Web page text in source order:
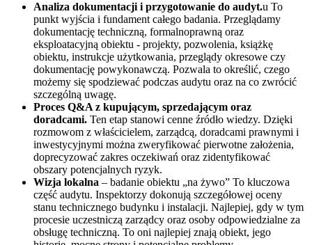
Analiza dokumentacji i przygotowanie do audyt.u To
punkt wyjścia i fundament całego badania. Przeglądamy
dokumentację techniczną, formalnoprawną oraz
eksploatacyjną obiektu - projekty, pozwolenia, książkę
obiektu, instrukcje użytkowania, przeglądy okresowe czy
dokumentację powykonawczą. Pozwala to określić, czego
możemy się spodziewać podczas audytu oraz na co zwrócić
szczególną uwagę.
Proces Q&A z kupującym, sprzedającym oraz
doradcami. Ten etap stanowi cenne źródło wiedzy. Dzięki
rozmowom z właścicielem, zarządcą, doradcami prawnymi i
inwestycyjnymi można zweryfikować pierwotne założenia,
doprecyzować zakres oczekiwań oraz zidentyfikować
obszary potencjalnych ryzyk.
Wizja lokalna – badanie obiektu „na żywo” To kluczowa
część audytu. Inspektorzy dokonują szczegółowej oceny
stanu technicznego budynku i instalacji. Najlepiej, gdy w tym
procesie uczestniczą zarządcy oraz osoby odpowiedzialne za
obsługę techniczną. To oni najlepiej znają obiekt, jego